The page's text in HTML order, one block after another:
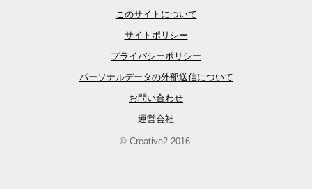
このサイトについて
サイトポリシー
プライバシーポリシー
パーソナルデータの外部送信について
お問い合わせ
運営会社
© Creative2 2016-